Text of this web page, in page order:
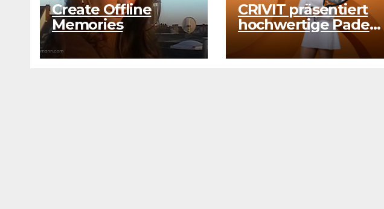
Create Offline
Memories
CRIVIT präsentiert
hochwertige Padel-
Kollektion